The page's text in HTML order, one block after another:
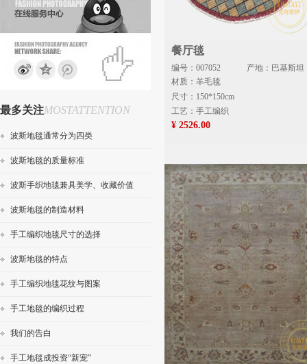
最多关注MOSTATTENTION
波斯地毯通常分为四类
波斯地毯的质量标准
波斯手织地毯兼具美学、收藏价值
波斯地毯的制造材料
手工编织地毯尺寸的选择
波斯地毯的特点
手工编织地毯花纹与图案
手工地毯的编织过程
我们的告白
手工地毯成投资“新宠”
餐厅毯
编号：007052
产地：巴基斯坦
材质：羊毛毯
尺寸：150*150cm
工艺：手工编织
¥ 2526.00